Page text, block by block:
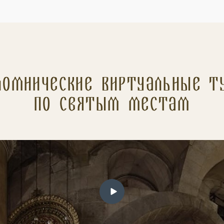
Виртуальные
по святым местам